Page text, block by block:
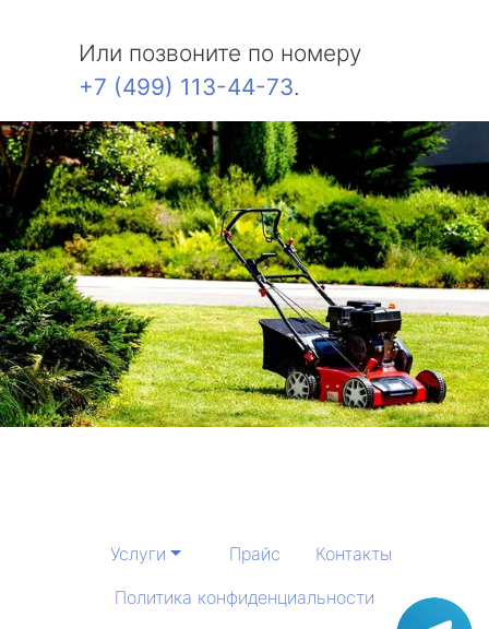
Или позвоните по номеру
+7 (499) 113-44-73.
Услуги Прайс
Контакты
Политика конфиденциальности